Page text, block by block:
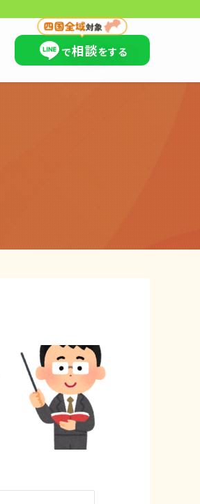
×
で相談をする